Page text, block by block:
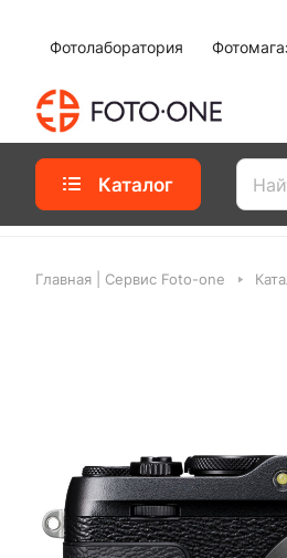
Фотолаборатория
Каталог
Главная | Сервис Foto-one